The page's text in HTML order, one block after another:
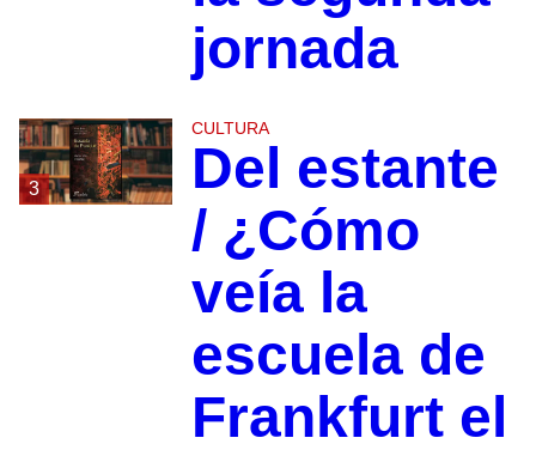
jornada
3
CULTURA
Del estante
/ ¿Cómo
veía la
escuela de
Frankfurt el